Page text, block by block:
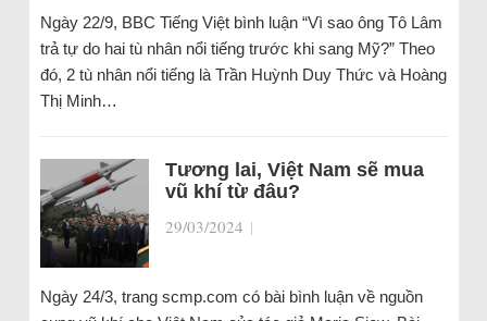
Ngày 22/9, BBC Tiếng Việt bình luận “Vì sao ông Tô Lâm
trả tự do hai tù nhân nổi tiếng trước khi sang Mỹ?” Theo
đó, 2 tù nhân nổi tiếng là Trần Huỳnh Duy Thức và Hoàng
Thị Minh…
Tương lai, Việt Nam sẽ mua
vũ khí từ đâu?
29/03/2024 |
Ngày 24/3, trang scmp.com có bài bình luận về nguồn